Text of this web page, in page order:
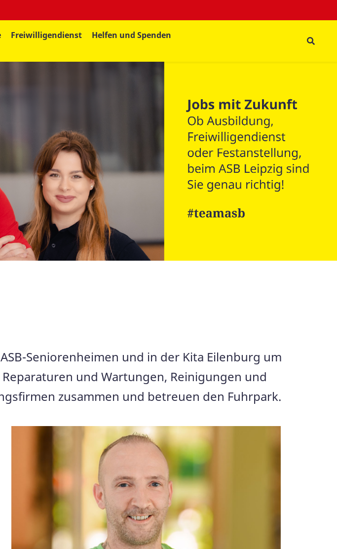
Freiwilligendienst
Helfen und Spenden
Seniorenheimen und in der Kita Eilenburg um
und Wartungen, Reinigungen und
zusammen und betreuen den Fuhrpark.